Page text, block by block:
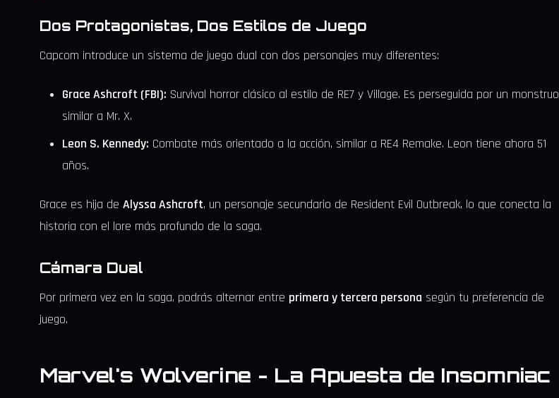
Dos Protagonistas, Dos Estilos de Juego
Capcom introduce un sistema de juego dual con dos personajes muy diferentes:
Grace Ashcroft (FBI): Survival horror clásico al estilo de RE7 y Village. Es perseguida por un monstruo
similar a Mr. X.
Leon S. Kennedy: Combate más orientado a la acción, similar a RE4 Remake. Leon tiene ahora 51
años.
Grace es hija de Alyssa Ashcroft, un personaje secundario de Resident Evil Outbreak, lo que conecta la
historia con el lore más profundo de la saga.
Cámara Dual
Por primera vez en la saga, podrás alternar entre primera y tercera persona según tu preferencia de
juego.
Marvel's Wolverine - La Apuesta de Insomniac